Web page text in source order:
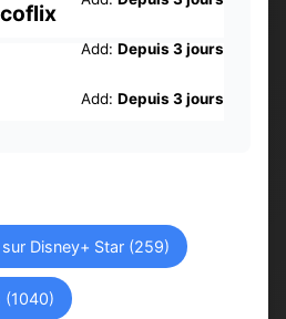
coflix
Add: Depuis 3 jours
Add: Depuis 3 jours
Disney+ Star (259)
(1040)